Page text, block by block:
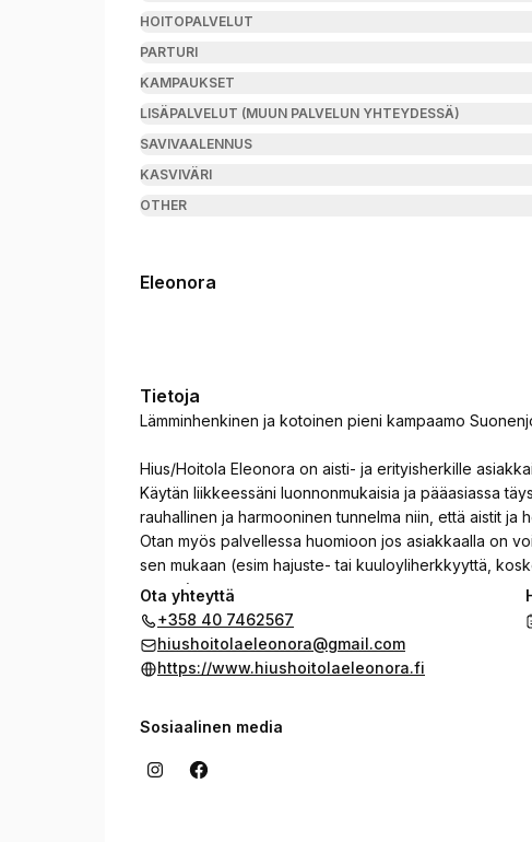
HOITOPALVELUT
PARTURI
KAMPAUKSET
LISÄPALVELUT (MUUN PALVELUN YHTEYDESSÄ)
SAVIVAALENNUS
KASVIVÄRI
OTHER
Eleonora
Tietoja
Lämminhenkinen ja kotoinen pieni kampaamo
Hius/Hoitola Eleonora on aisti- ja erityisherkille
Käytän liikkeessäni luonnonmukaisia ja pääasiassa
rauhallinen ja harmooninen tunnelma niin, että aistit ja
Otan myös palvellessa huomioon jos asiakkaalla on
sen mukaan (esim hajuste- tai kuuloyliherkkyyttä,
ym ym).
Tahdon mahdollistaa kaikille aidosti mukavan,
sitten ”herkkis” tai et ☺️
Ota yhteyttä
+358 40 7462567
hiushoitolaeleonora@gmail.com
https://www.hiushoitolaeleonora.fi
Sosiaalinen media